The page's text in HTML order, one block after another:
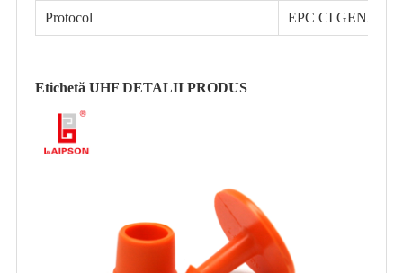
Protocol EPC CI GEN2/
Etichetă UHF DETALII PRODUS